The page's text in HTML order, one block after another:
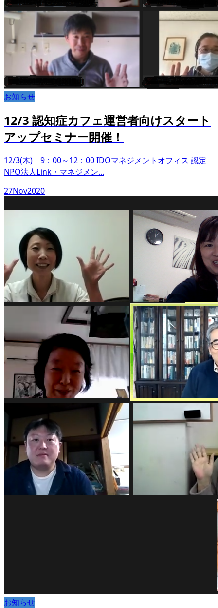
お知らせ
12/3 認知症カフェ運営者向けスタート
アップセミナー開催！
12/3(木) 9：00～12：00 IDOマネジメントオフィス 認定
NPO法人Link・マネジメン...
27Nov2020
お知らせ